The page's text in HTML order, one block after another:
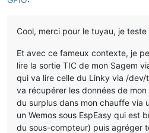
Cool, merci pour le tuyau, je teste
Et avec ce fameux contexte, je
lire la sortie TIC de mon Sagem
qui va lire celle du Linky via /
va récupérer les données de
du surplus dans mon chauffe via
un Wemos sous EspEasy qui est
du sous-compteur) puis agréger